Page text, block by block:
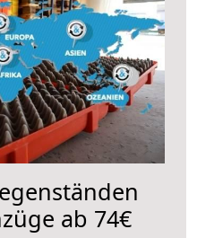
ab 74€